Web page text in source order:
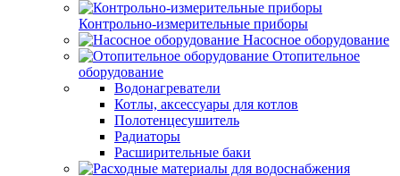
Контрольно-измерительные приборы
Насосное оборудование
Отопительное
оборудование
Водонагреватели
Котлы, аксессуары для котлов
Полотенцесушитель
Радиаторы
Расширительные баки